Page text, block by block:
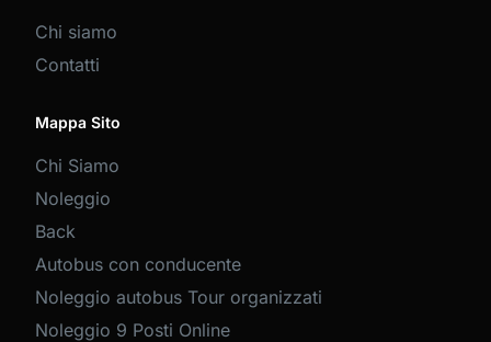
Chi siamo
Contatti
Mappa Sito
Chi Siamo
Noleggio
Back
Autobus con conducente
Noleggio autobus Tour organizzati
Noleggio 9 Posti Online